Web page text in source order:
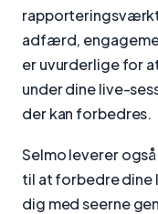
adfærd,
er uvurderlige for
under dine live-
der kan forbedres.
Selmo leverer
til at forbedre dine
dig med seerne